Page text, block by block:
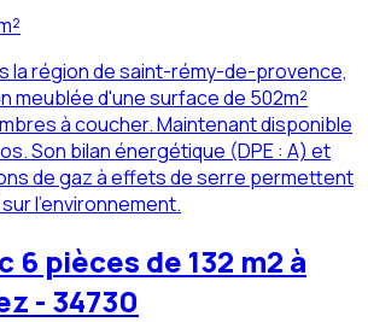
la région de saint-rémy-de-provence,
meublée d'une surface de 502m²
à coucher. Maintenant disponible
Son bilan énergétique (DPE : A) et
de gaz à effets de serre permettent
l'environnement.
6 pièces de 132 m2 à
- 34730